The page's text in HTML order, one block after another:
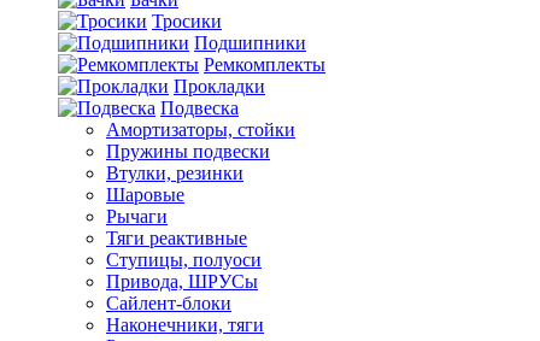
Тросики
Подшипники
Ремкомплекты
Прокладки
Подвеска
Амортизаторы, стойки
Пружины подвески
Втулки, резинки
Шаровые
Рычаги
Тяги реактивные
Ступицы, полуоси
Привода, ШРУСы
Сайлент-блоки
Наконечники, тяги